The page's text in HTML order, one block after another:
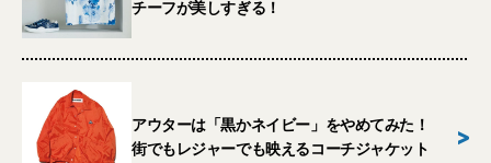
チーフが美しすぎる！
アウターは「黒かネイビー」をやめてみた！
街でもレジャーでも映えるコーチジャケット
>